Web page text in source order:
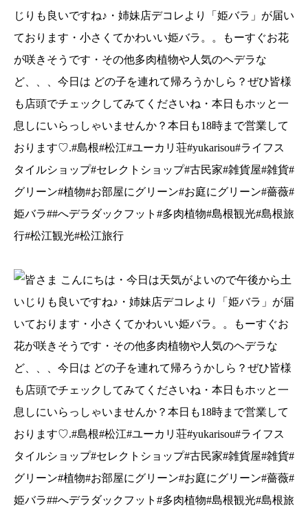
にグリーン#薔薇#姫バラ##へデラダックフット#
多肉植物#島根観光#島根旅行#松江観光#松江旅行
じりも良いですね♪・姉妹店デコレより「姫バラ」が届い
ております・小さくてかわいい姫バラ。。もーすぐお花
が咲きそうです・その他多肉植物や人気のヘデラな
ど、、、今日は どの子を連れて帰ろうかしら？ぜひ皆様
も店頭でチェックしてみてくださいね・本日もホッと一
息しにいらっしゃいませんか？本日も18時まで営業して
おります♡.#島根#松江#ユーカリ荘#yukarisou#ライフス
タイルショップ#セレクトショップ#古民家#雑貨屋#雑貨#
グリーン#植物#お部屋にグリーン#お庭にグリーン#薔薇#
姫バラ##へデラダックフット#多肉植物#島根観光#島根旅
行#松江観光#松江旅行